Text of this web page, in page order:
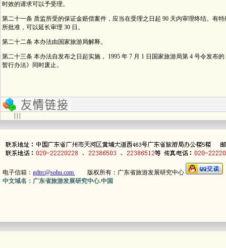
时效的请求可以予受理。
第二十一条 质监所受的保证金赔偿案件，应当在受理之日起 90 天内审理终结。有
所批准，可以延长审理 30 日。
第二十二条 本办法由国家旅游局解释。
第二十三条 本办法自发布之日起实施， 1995 年 7 月 1 日国家旅游局第 4 号令发布
暂行办法》同时废止。
电子信箱： gdtrc@sohu.com 版权所有：广东省旅游发展研究中心
中文域名：广东省旅游发展研究中心.中国